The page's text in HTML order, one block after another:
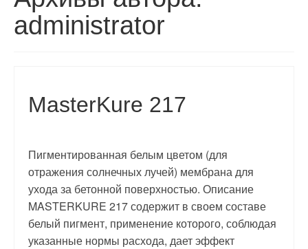
administrator
MasterKure 217
Пигментированная белым цветом (для
отражения солнечных лучей) мембрана для
ухода за бетонной поверхностью. Описание
MASTERKURE 217 содержит в своем составе
белый пигмент, применение которого, соблюдая
указанные нормы расхода, дает эффект